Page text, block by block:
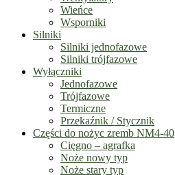
Wieńce
Wsporniki
Silniki
Silniki jednofazowe
Silniki trójfazowe
Wyłączniki
Jednofazowe
Trójfazowe
Termiczne
Przekaźnik / Stycznik
Części do nożyc zremb NM4-40
Cięgno – agrafka
Noże nowy typ
Noże stary typ